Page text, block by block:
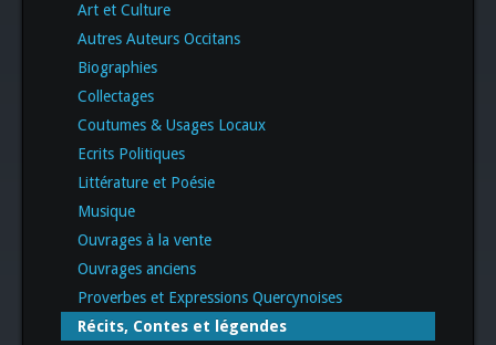
Art et Culture
Autres Auteurs Occitans
Biographies
Collectages
Coutumes & Usages Locaux
Ecrits Politiques
Littérature et Poésie
Musique
Ouvrages à la vente
Ouvrages anciens
Proverbes et Expressions Quercynoises
Récits, Contes et légendes